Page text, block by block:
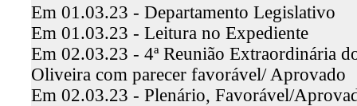
Em 01.03.23 - Departamento Legislativo
Em 01.03.23 - Leitura no Expediente
Em 02.03.23 - 4ª Reunião Extraordinária
Oliveira com parecer favorável/ Aprovado
Em 02.03.23 - Plenário, Favorável/